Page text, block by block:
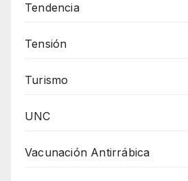
Tendencia
Tensión
Turismo
UNC
Vacunación Antirrábica